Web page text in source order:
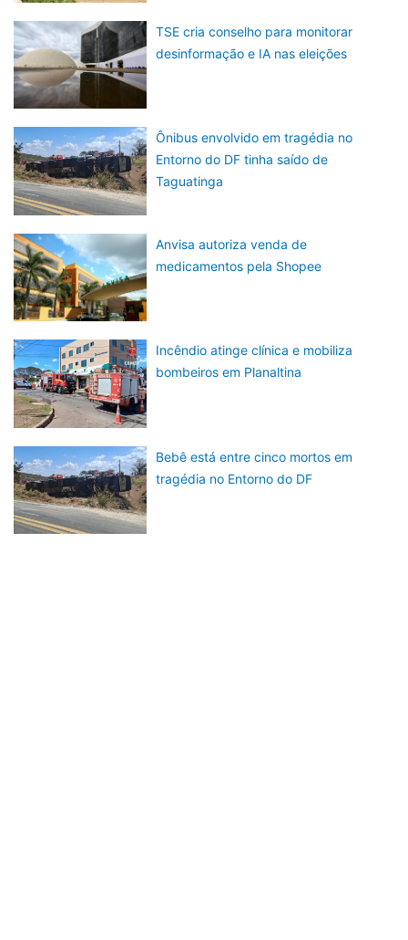
TSE cria conselho para monitorar
desinformação e IA nas eleições
Ônibus envolvido em tragédia no
Entorno do DF tinha saído de
Taguatinga
Anvisa autoriza venda de
medicamentos pela Shopee
Incêndio atinge clínica e mobiliza
bombeiros em Planaltina
Bebê está entre cinco mortos em
tragédia no Entorno do DF